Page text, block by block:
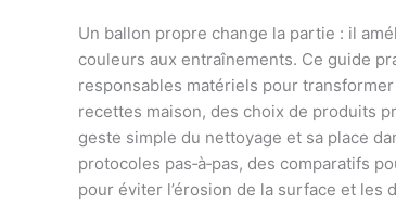
Un ballon propre change la partie : il
couleurs aux entraînements. Ce guide
responsables matériels pour
recettes maison, des choix de produits
geste simple du nettoyage et sa place
protocoles pas‑à‑pas, des comparatifs
pour éviter l’érosion de la surface et les